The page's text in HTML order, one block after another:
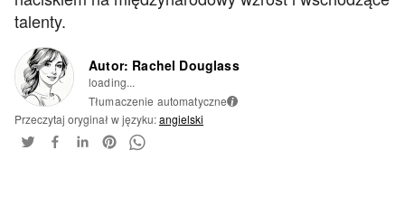
talenty.
Autor: Rachel Douglass
loading...
Tłumaczenie automatyczne i
Przeczytaj oryginał w języku:angielski